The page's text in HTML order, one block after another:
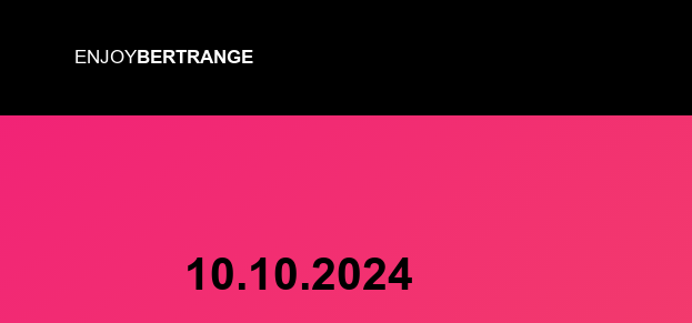
ENJOYBERTRANGE
10.10.2024